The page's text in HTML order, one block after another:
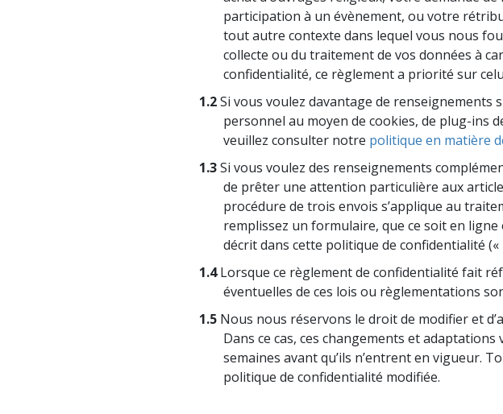
Qu’est-ce que la grandeur ?
participation à un évènement, ou votre
tout autre contexte dans lequel vous nous
collecte ou du traitement de vos données à
confidentialité, ce règlement a priorité sur
1.2Si vous voulez davantage de
personnel au moyen de cookies, de plug-ins
veuillez consulter notre politique en matière
1.3Si vous voulez des renseignements
de prêter une attention particulière aux
procédure de trois envois s’applique au
remplissez un formulaire, que ce soit en
décrit dans cette politique de confidentialité
1.4Lorsque ce règlement de confidentialité fait
éventuelles de ces lois ou règlementations
1.5 Nous nous réservons le droit de modifier et
Dans ce cas, ces changements et
semaines avant qu’ils n’entrent en vigueur.
politique de confidentialité modifiée.